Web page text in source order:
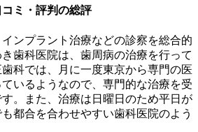
ミ・評判の総評
ンプラント治療などの診察を総合的
歯科医院は、歯周病の治療を行って
科では、月に一度東京から専門の医
いるようなので、専門的な治療を受
。また、治療は日曜日のため平日が
都合を合わせやすい歯科医院のよう